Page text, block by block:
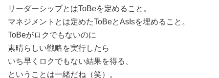
リーダーシップとはToBeを定めること。
マネジメントとは定めたToBeとAsIsを埋めること。
ToBeがロクでもないのに
素晴らしい戦略を実行したら
いち早くロクでもない結果を得る、
ということは一緒だね（笑）。